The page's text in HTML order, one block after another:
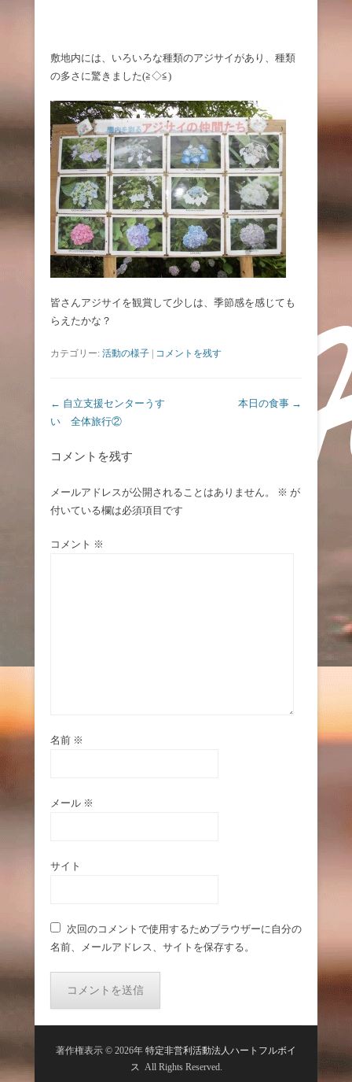
敷地内には、いろいろな種類のアジサイがあり、種類
の多さに驚きました(≧◇≦)
皆さんアジサイを観賞して少しは、季節感を感じても
らえたかな？
カテゴリー: 活動の様子 コメントを残す
投稿ナビゲーション
← 自立支援センターうす
い 全体旅行②
本日の食事 →
コメントを残す
メールアドレスが公開されることはありません。 ※ が
付いている欄は必須項目です
コメント ※
名前 ※
メール ※
サイト
次回のコメントで使用するためブラウザーに自分の
名前、メールアドレス、サイトを保存する。
著作権表示 © 2026年 特定非営利活動法人ハートフルボイ
ス All Rights Reserved.